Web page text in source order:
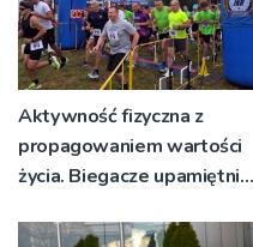
Aktywność fizyczna z
propagowaniem wartości
życia. Biegacze upamiętnili